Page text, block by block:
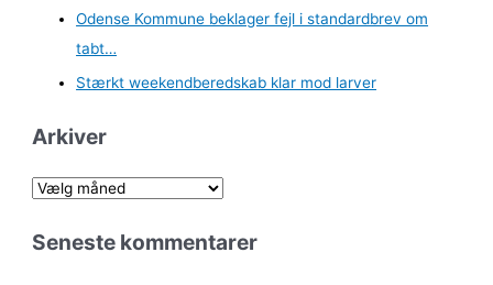
Odense Kommune beklager fejl i standardbrev om
tabt…
Stærkt weekendberedskab klar mod larver
Arkiver
A
k
Seneste kommentarer